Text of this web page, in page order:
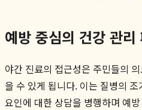
예방 중심의 건강 관리
야간 진료의 접근성은 주민들의
을 수 있게 됩니다. 이는 질병의
요인에 대한 상담을 병행하며 예